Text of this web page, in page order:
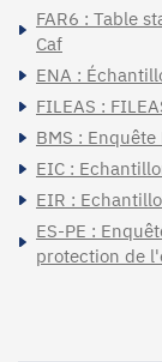
FAR6 : Table
Caf
ENA :
FILEAS :
BMS :
EIC :
EIR :
ES-PE :
protection de